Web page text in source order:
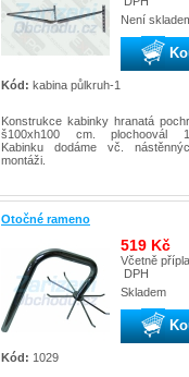
Není
Kód: kabina půlkruh-1
Konstrukce kabinky hranatá
š100xh100 cm. plochoovál
Kabinku dodáme vč.
montáži.
Otočné rameno
519 Kč
Včetně
DPH
Skladem
Kód: 1029